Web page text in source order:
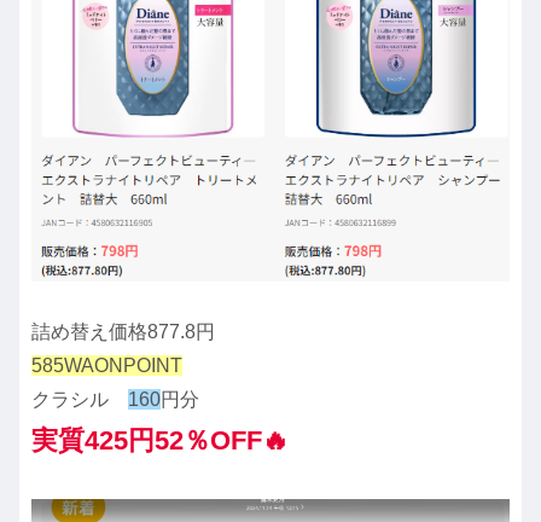
詰め替え価格877.8円
585WAONPOINT
クラシル 160円分
実質425円52％OFF🔥